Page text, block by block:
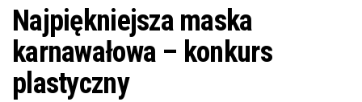
Najpiękniejsza maska
karnawałowa – konkurs
plastyczny